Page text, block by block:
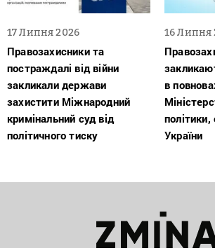
17 Липня 2026
Правозахисники та
постраждалі від війни
закликали держави
захистити Міжнародний
кримінальний суд від
політичного тиску
16 Липня
в
політики,
України